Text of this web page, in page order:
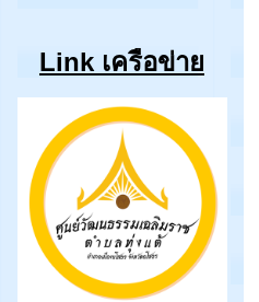
Link เครือข่าย